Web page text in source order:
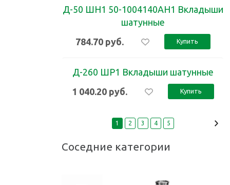
Д-50 ШН1 50-1004140АН1 Вкладыши
шатунные
784.70 руб. Купить
Д-260 ШР1 Вкладыши шатунные
1 040.20 руб. Купить
1 2 3 4 5
Соседние категории